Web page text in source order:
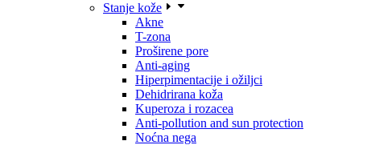
Stanje kože
Akne
T-zona
Proširene pore
Anti-aging
Hiperpimentacije i ožiljci
Dehidrirana koža
Kuperoza i rozacea
Anti-pollution and sun protection
Noćna nega